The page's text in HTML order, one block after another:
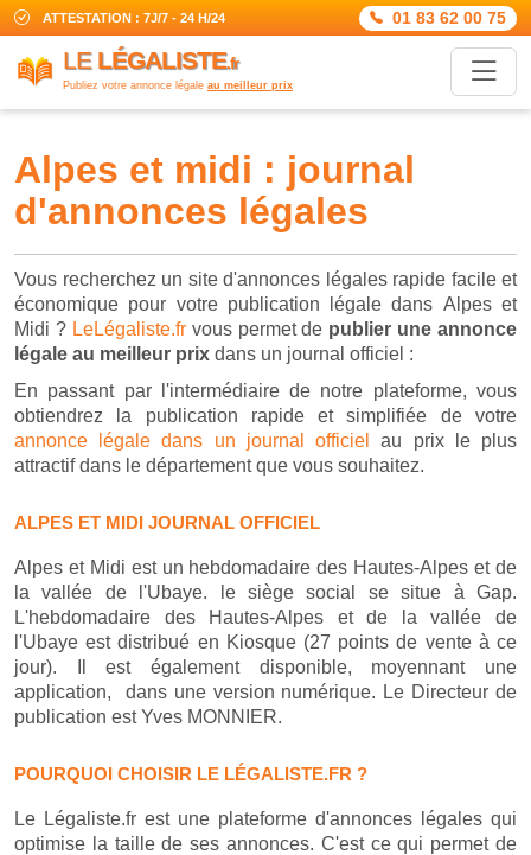
ATTESTATION : 7J/7 - 24 H/24 01 83 62 00 75
LE LÉGALISTE.fr
Publiez votre annonce légale au meilleur prix
alpes et midi : journal
d'annonces légales
Vous recherchez un site d'annonces légales rapide facile et
économique pour votre publication légale dans Alpes et
Midi ? LeLégaliste.frvous permet de publier une annonce
légale au meilleur prix dans un journal officiel :
En passant par l'intermédiaire de notre plateforme, vous
obtiendrez la publication rapide et simplifiée de votre
annonce légale dans un journal officiel
au prix le plus
attractif dans le département que vous souhaitez.
ALPES ET MIDI JOURNAL OFFICIEL
Alpes et Midi est un hebdomadaire des Hautes-Alpes et de
la vallée de l'Ubaye. le siège social se situe à Gap.
L'hebdomadaire des Hautes-Alpes et de la vallée de
l'Ubaye est distribué en Kiosque (27 points de vente à ce
jour). Il est également disponible, moyennant une
application, dans une version numérique. Le Directeur de
publication est Yves MONNIER.
POURQUOI CHOISIR LE LÉGALISTE.FR ?
Le Légaliste.fr est une plateforme d'annonces légales qui
optimise la taille de ses annonces. C'est ce qui permet de